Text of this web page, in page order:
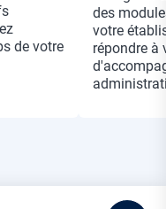
de votre
des
votre
répondre à